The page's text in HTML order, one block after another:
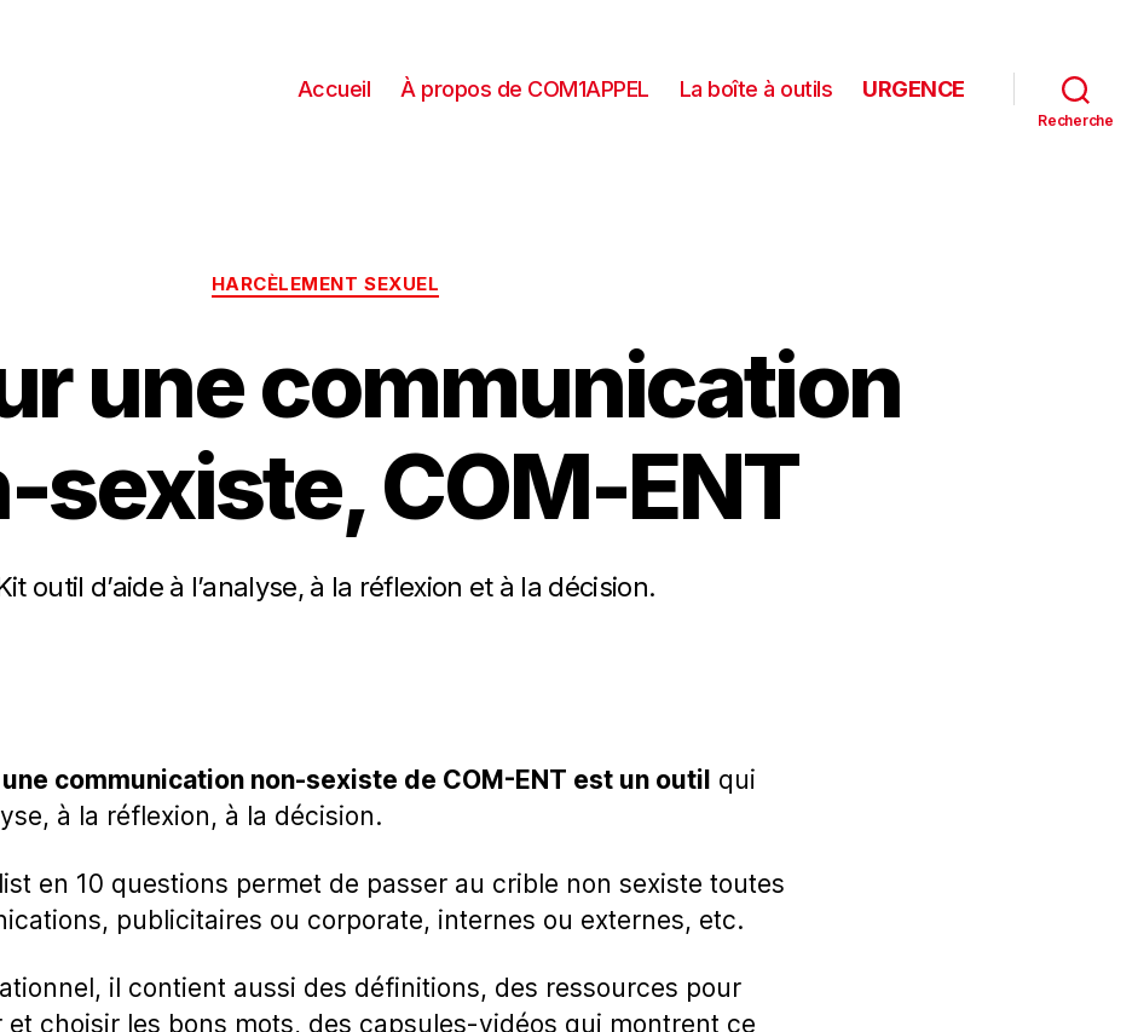
Accueil À propos de COM1APPEL La boîte à outils URGENCE
Recherche
HARCÈLEMENT SEXUEL
une communication
sexiste, COM-ENT
outil d’aide à l’analyse, à la réflexion et à la décision.
communication non-sexiste de COM-ENT est un outil qui
à la réflexion, à la décision.
en 10 questions permet de passer au crible non sexiste toutes
publicitaires ou corporate, internes ou externes, etc.
il contient aussi des définitions, des ressources pour
et choisir les bons mots, des capsules-vidéos qui montrent ce